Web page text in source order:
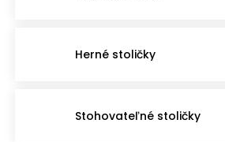
Herné stoličky
Stohovateľné stoličky